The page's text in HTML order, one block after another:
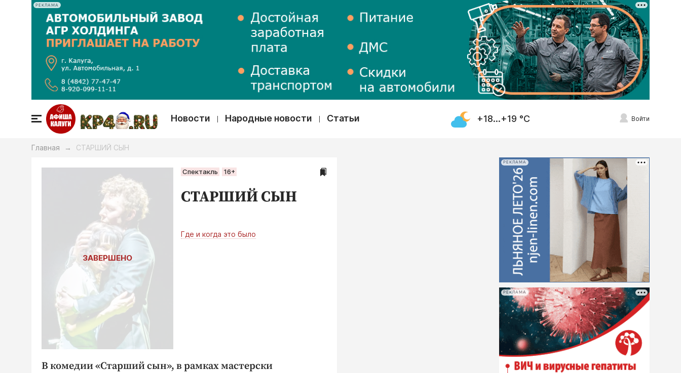
РЕКЛАМА
Новости Народные новости Статьи +18...+19 °С Войти
Главная → СТАРШИЙ СЫН
Спектакль 16+
СТАРШИЙ СЫН
Где и когда это было
В комедии «Старший сын», в рамках мастерски
РЕКЛАМА
РЕКЛАМА